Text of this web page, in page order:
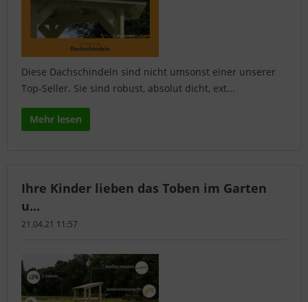
Diese Dachschindeln sind nicht umsonst einer unserer
Top-Seller. Sie sind robust, absolut dicht, ext...
Mehr lesen
Ihre Kinder lieben das Toben im Garten
u...
21.04.21 11:57